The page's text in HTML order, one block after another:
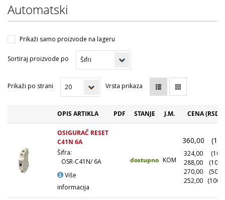
Automatski
Prikaži samo proizvode na lageru
Sortiraj proizvode po
Prikaži po strani Vrsta prikaza
OPIS ARTIKLA PDF STANJE J.M. CENA (RSD)
OSIGURAČ RESET
C41N 6A
Šifra:
OSR-C41N/ 6A
Više
informacija
dostupno KOM
360,00 (1+)
324,00
(10+)
288,00
270,00
252,00